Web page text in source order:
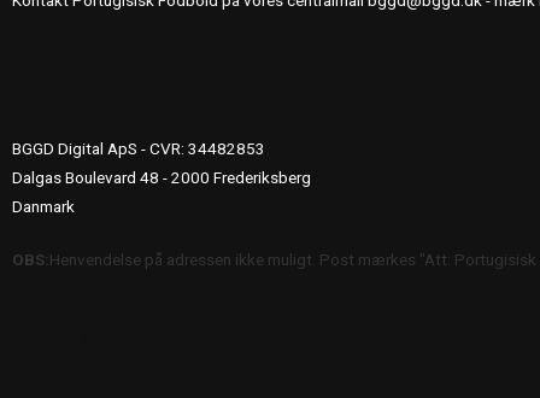
BGGD Digital ApS - CVR: 34482853
Dalgas Boulevard 48 - 2000 Frederiksberg
Danmark
OBS:Henvendelse på adressen ikke muligt. Post mærkes "Att: